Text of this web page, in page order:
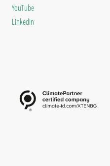
YouTube
LinkedIn